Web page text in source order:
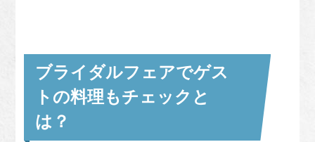
ブライダルフェアでゲス
トの料理もチェックと
は？